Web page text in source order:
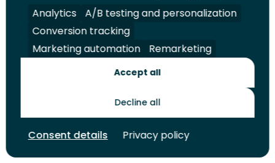
Volg
ons
op
LinkedIn
Volg
ons
op
Facebook
Volg
ons
op
YouTube
Volg
ons
op
Instagram
Juridisch Security A-Z Index
Contact
Toekomstmakers
Analytics
A/B testing and personalization
Conversion tracking
Marketing automation
Remarketing
Accept all
Decline all
Consent details Privacy policy